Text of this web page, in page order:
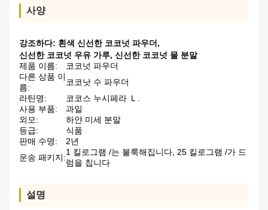
사양
강조하다: 흰색 신선한 코코넛 파우더 ,
신선한 코코넛 우유 가루, 신선한 코코넛 물 분말
제품 이름:
코코넛 파우더
다른 상품 이
름:
코코낫 수 파우더
라틴명:
코코스 누시페라 Ｌ.
사용 부품:
과일
외모:
하얀 미세 분말
등급:
식품
판매 수명:
2년
운송 패키지:
1 킬로그램 /는 불룩해집니다, 25 킬로그램 /가 드
럼을 칩니다
설명